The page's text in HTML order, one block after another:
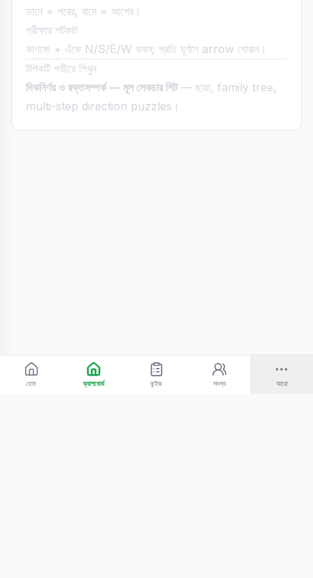
ডানে = পরের, বামে = আগের।
পরীক্ষার শর্টকাট
কাগজে + এঁকে N/S/E/W বসান; প্রতি ঘূর্ণনে arrow ঘোরান।
টপিকটি গভীরে শিখুন
দিকনির্ণয় ও রক্তসম্পর্ক — মূল লেকচার শিট— ছায়া, family tree,
multi-step direction puzzles।
হোম ড্যাশবোর্ড কুইজ সদস্য আরো